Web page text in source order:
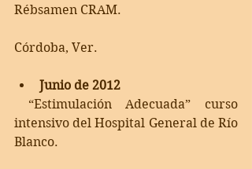
Rébsamen CRAM.
Córdoba, Ver.
Junio de 2012
intensivo del Hospital General de Río
Blanco.